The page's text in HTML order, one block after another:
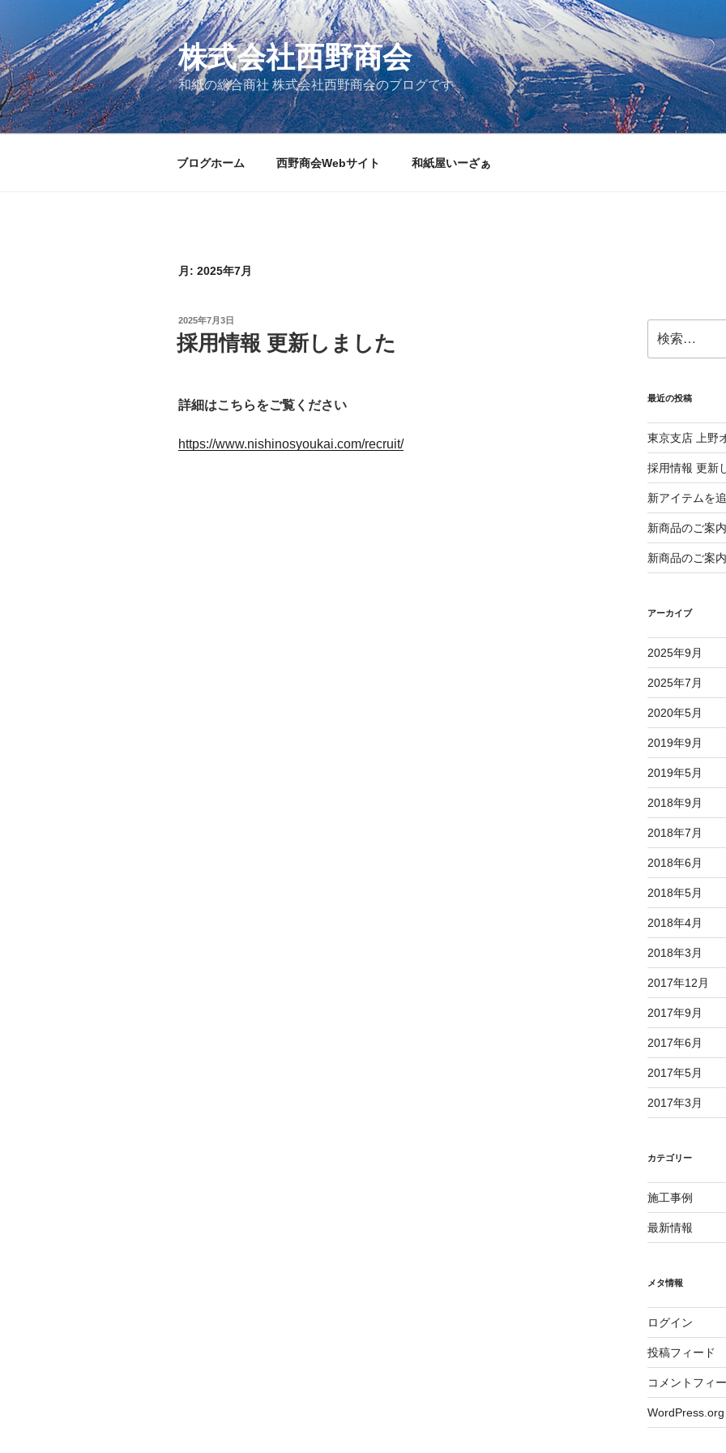
テ
ン
ツ
へ
ス
株式会社西野商会
和紙の総合商社 株式会社西野商会のブログです
ブログホーム 西野商会Webサイト 和紙屋いーざぁ
月: 2025年7月
投
稿
日:
2025年7月3日
採用情報 更新しました
詳細はこちらをご覧ください
https://www.nishinosyoukai.com/recruit/
索:
最近の投稿
東京支店 上野
採用情報 更新
新アイテムを
新商品のご案
新商品のご案
アーカイブ
2025年9月
2025年7月
2020年5月
2019年9月
2019年5月
2018年9月
2018年7月
2018年6月
2018年5月
2018年4月
2018年3月
2017年12月
2017年9月
2017年6月
2017年5月
2017年3月
カテゴリー
施工事例
最新情報
メタ情報
ログイン
投稿フィード
コメントフィ
WordPress.org